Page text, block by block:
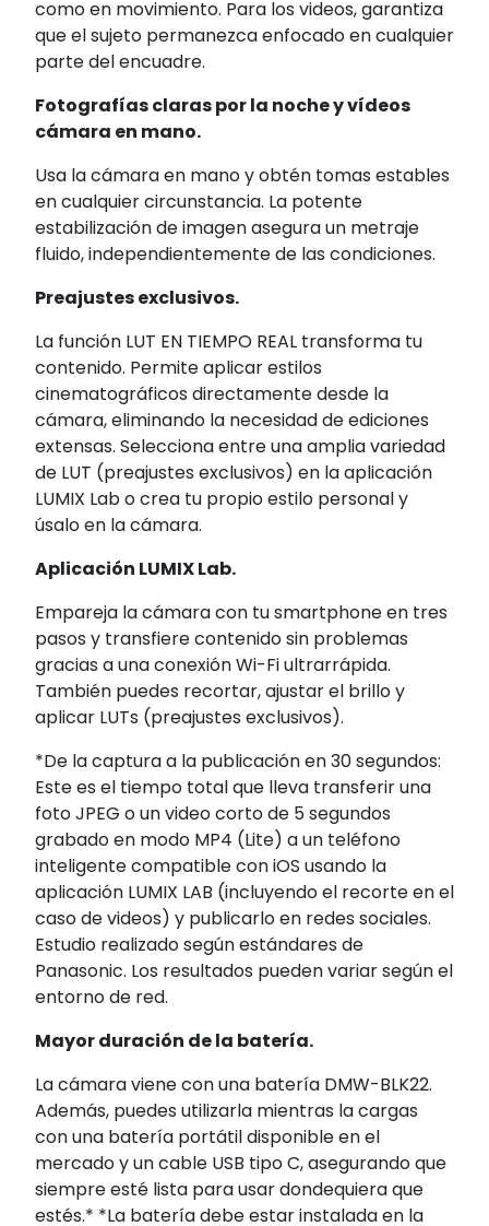
como en movimiento. Para los videos, garantiza
que el sujeto permanezca enfocado en cualquier
parte del encuadre.
Fotografías claras por la noche y vídeos
cámara en mano.
Usa la cámara en mano y obtén tomas estables
en cualquier circunstancia. La potente
estabilización de imagen asegura un metraje
fluido, independientemente de las condiciones.
Preajustes exclusivos.
La función LUT EN TIEMPO REAL transforma tu
contenido. Permite aplicar estilos
cinematográficos directamente desde la
cámara, eliminando la necesidad de ediciones
extensas. Selecciona entre una amplia variedad
de LUT (preajustes exclusivos) en la aplicación
LUMIX Lab o crea tu propio estilo personal y
úsalo en la cámara.
Aplicación LUMIX Lab.
Empareja la cámara con tu smartphone en tres
pasos y transfiere contenido sin problemas
gracias a una conexión Wi-Fi ultrarrápida.
También puedes recortar, ajustar el brillo y
aplicar LUTs (preajustes exclusivos).
*De la captura a la publicación en 30 segundos:
Este es el tiempo total que lleva transferir una
foto JPEG o un video corto de 5 segundos
grabado en modo MP4 (Lite) a un teléfono
inteligente compatible con iOS usando la
aplicación LUMIX LAB (incluyendo el recorte en el
caso de videos) y publicarlo en redes sociales.
Estudio realizado según estándares de
Panasonic. Los resultados pueden variar según el
entorno de red.
Mayor duración de la batería.
La cámara viene con una batería DMW-BLK22.
Además, puedes utilizarla mientras la cargas
con una batería portátil disponible en el
mercado y un cable USB tipo C, asegurando que
siempre esté lista para usar dondequiera que
estés.* *La batería debe estar instalada en la